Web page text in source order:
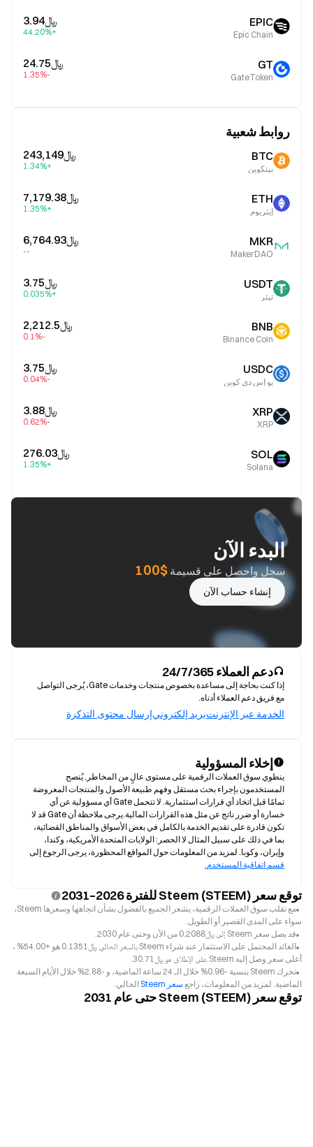
EPIC
Epic Chain
﷼‎3.94
+44.20%
GT
GateToken
﷼‎24.75
-1.35%
روابط شعبية
BTC
بيتكوين
﷼‎243,149
+1.34%
ETH
إيثريوم
﷼‎7,179.38
+1.35%
MKR
MakerDAO
﷼‎6,764.93
--
USDT
تيثر
﷼‎3.75
+0.035%
BNB
Binance Coin
﷼‎2,212.5
-0.1%
USDC
يو إس دي كوين
﷼‎3.75
-0.04%
XRP
XRP
﷼‎3.88
-0.62%
SOL
Solana
﷼‎276.03
+1.35%
البدء الآن
سجل واحصل على قسيمة $100
إنشاء حساب الآن
دعم العملاء 24/7/365
إذا كنت بحاجة إلى مساعدة بخصوص منتجات وخدمات Gate، يُرجى التواصل
مع فريق دعم العملاء أدناه.
الخدمة عبر الإنترنتبريد إلكترونيإرسال محتوى التذكرة
إخلاء المسؤولية
وإيران، وكوبا. لمزيد من المعلومات حول المواقع المحظورة، يرجى الرجوع إلى
قسم اتفاقية المستخدم.
توقع سعر Steem (STEEM) للفترة 2026–2031
مع تقلب سوق العملات الرقمية، يشعر الجميع بالفضول بشأن اتجاهها وسعرها Steem،
سواء على المدى القصير أو الطويل.
قد يصل سعر Steem إلى ﷼‎0.2088 من الآن وحتى عام 2030.
العائد المحتمل على الاستثمار عند شراء Steem بالسعر الحالي ﷼‎0.1351 هو +54.00% ،
أعلى سعر وصل إليه Steem على الإطلاق هو ﷼‎30.71.
تحرك Steem بنسبة -0.96% خلال الـ 24 ساعة الماضية، و -2.88% خلال الأيام السبعة
الماضية. لمزيد من المعلومات، راجع سعر Steem الحالي.
توقع سعر Steem (STEEM) حتى عام 2031